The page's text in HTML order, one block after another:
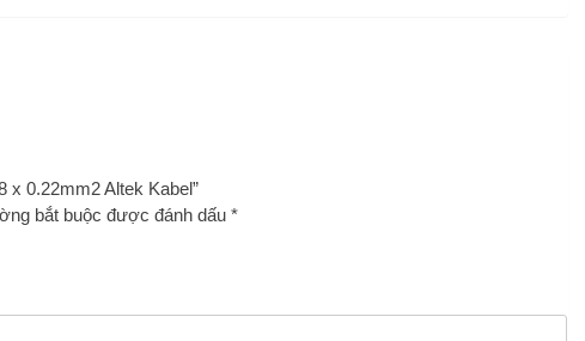
x 0.22mm2 Altek Kabel”
bắt buộc được đánh dấu *